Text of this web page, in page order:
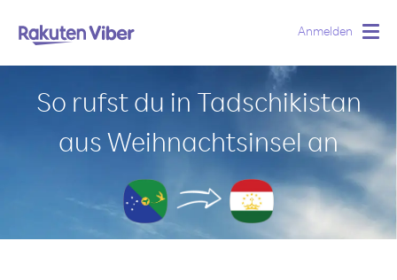
Anmelden
So rufst du in Tadschikistan
aus Weihnachtsinsel an